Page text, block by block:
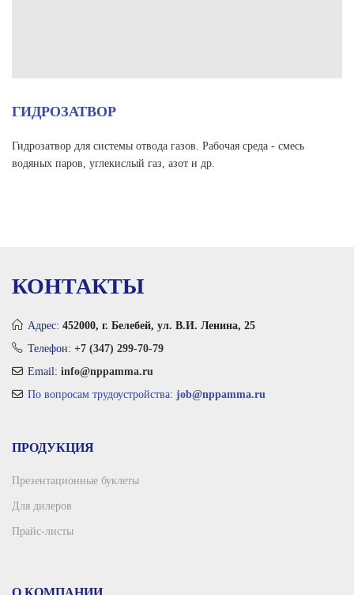
ГИДРОЗАТВОР
Гидрозатвор для системы отвода газов. Рабочая среда - смесь
водяных паров, углекислый газ, азот и др.
КОНТАКТЫ
Адрес: 452000, г. Белебей, ул. В.И. Ленина, 25
Телефон: +7 (347) 299-70-79
Email: info@nppamma.ru
По вопросам трудоустройства: job@nppamma.ru
ПРОДУКЦИЯ
Презентационные буклеты
Для дилеров
Прайс-листы